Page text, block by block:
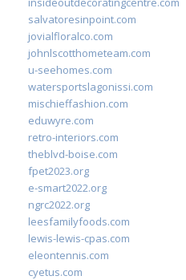
salvatoresinpoint.com
jovialfloralco.com
johnlscotthometeam.com
u-seehomes.com
watersportslagonissi.com
mischieffashion.com
eduwyre.com
retro-interiors.com
theblvd-boise.com
fpet2023.org
e-smart2022.org
ngrc2022.org
leesfamilyfoods.com
lewis-lewis-cpas.com
eleontennis.com
cyetus.com